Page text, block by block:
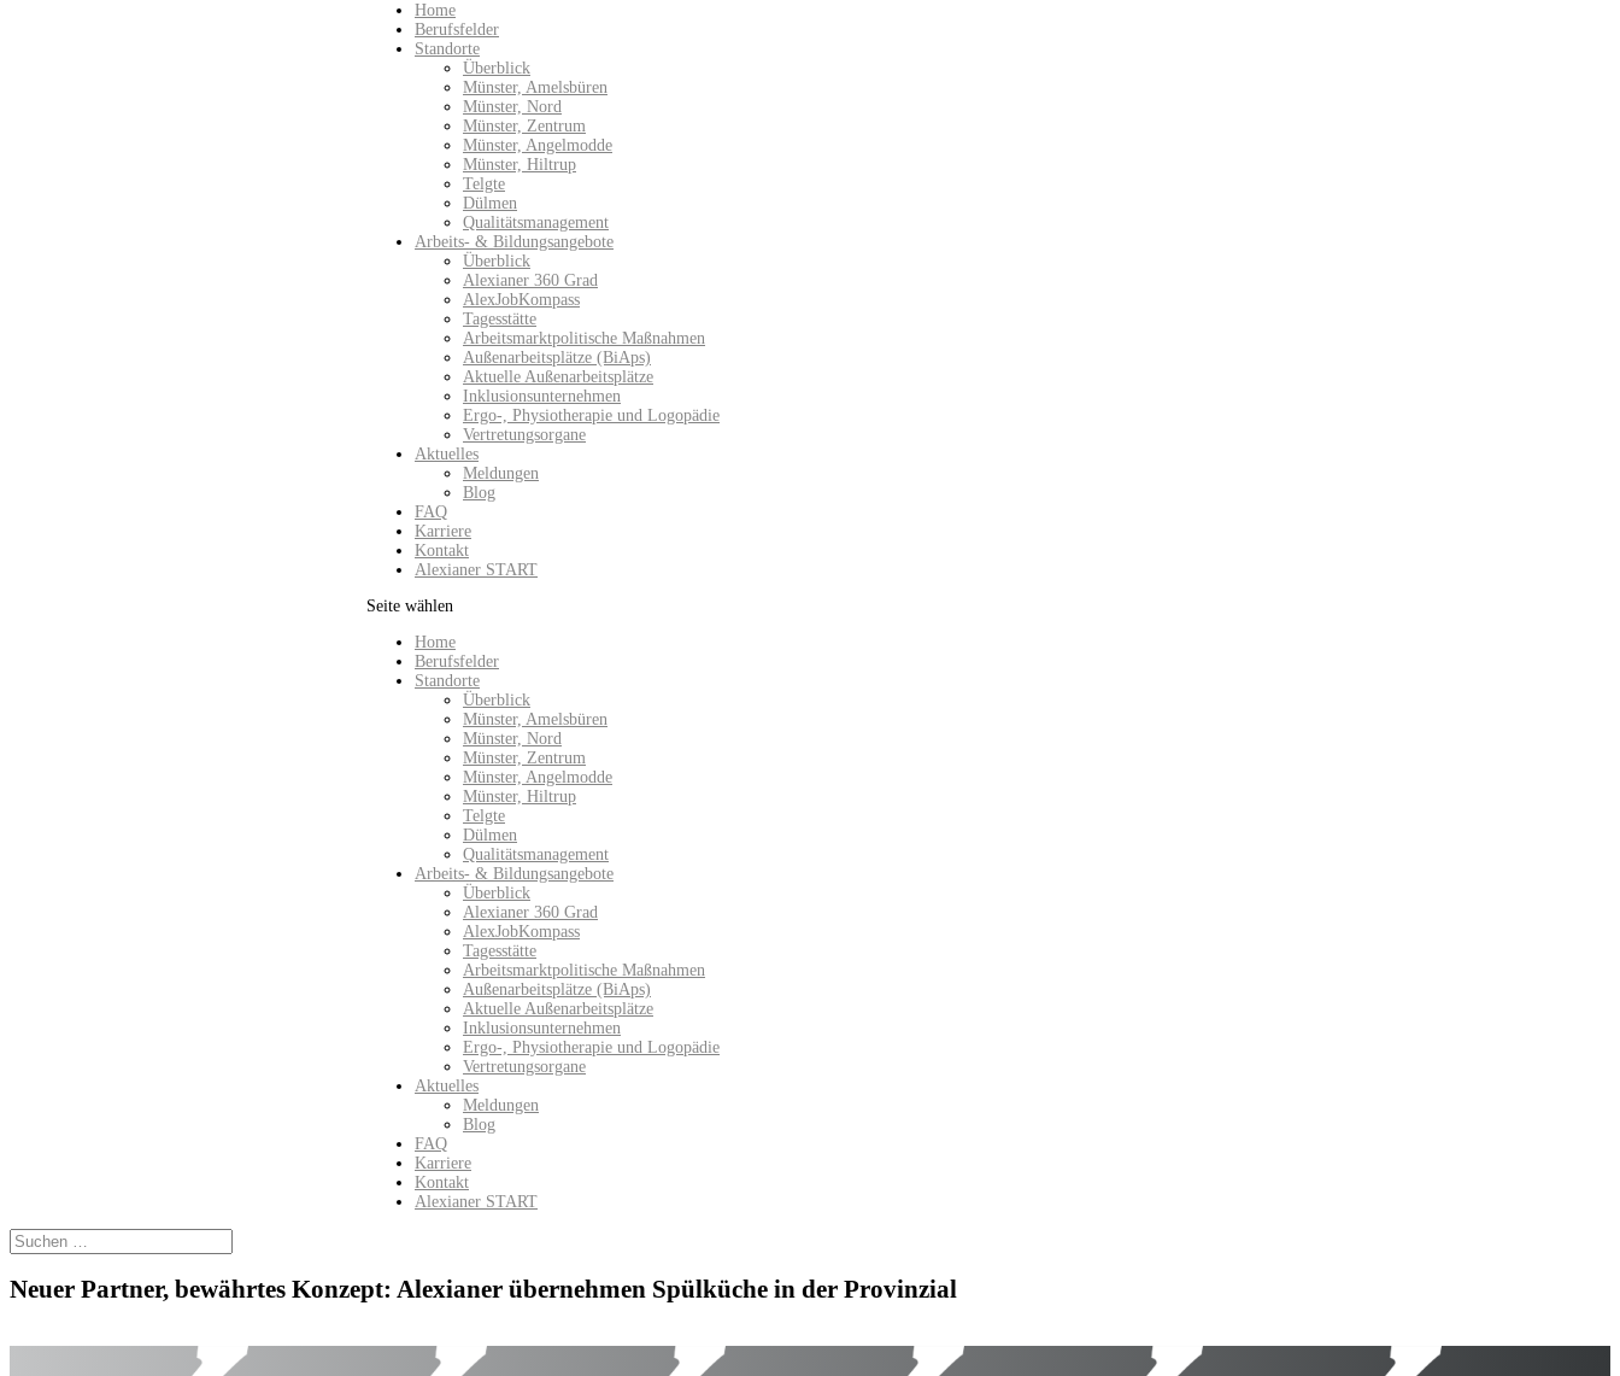
Home
Berufsfelder
Standorte
Überblick
Münster, Amelsbüren
Münster, Nord
Münster, Zentrum
Münster, Angelmodde
Münster, Hiltrup
Telgte
Dülmen
Qualitätsmanagement
Arbeits- & Bildungsangebote
Überblick
Alexianer 360 Grad
AlexJobKompass
Tagesstätte
Arbeitsmarktpolitische Maßnahmen
Außenarbeitsplätze (BiAps)​
Aktuelle Außenarbeitsplätze
Inklusionsunternehmen
Ergo-, Physiotherapie und Logopädie
Vertretungsorgane
Aktuelles
Meldungen
Blog
FAQ
Karriere
Kontakt
Alexianer START
Seite wählen
Home
Berufsfelder
Standorte
Überblick
Münster, Amelsbüren
Münster, Nord
Münster, Zentrum
Münster, Angelmodde
Münster, Hiltrup
Telgte
Dülmen
Qualitätsmanagement
Arbeits- & Bildungsangebote
Überblick
Alexianer 360 Grad
AlexJobKompass
Tagesstätte
Arbeitsmarktpolitische Maßnahmen
Außenarbeitsplätze (BiAps)​
Aktuelle Außenarbeitsplätze
Inklusionsunternehmen
Ergo-, Physiotherapie und Logopädie
Vertretungsorgane
Aktuelles
Meldungen
Blog
FAQ
Karriere
Kontakt
Alexianer START
Neuer Partner, bewährtes Konzept: Alexianer übernehmen Spülküche in der Provinzial